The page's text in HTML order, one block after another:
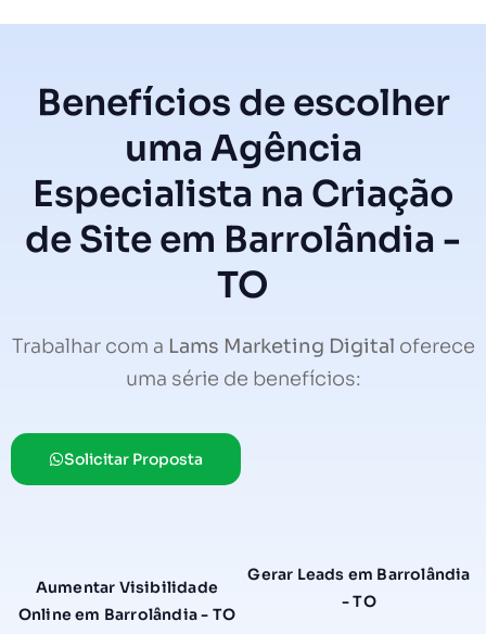
Benefícios de escolher
uma Agência
Especialista na Criação
de Site em Barrolândia -
TO
Trabalhar com a Lams Marketing Digital oferece
uma série de benefícios:
Solicitar Proposta
Aumentar Visibilidade
Online em Barrolândia - TO
Gerar Leads em Barrolândia
- TO